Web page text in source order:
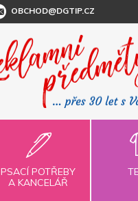
OBCHOD@DGTIP.CZ
PSACÍ POTŘEBY
A KANCELÁŘ